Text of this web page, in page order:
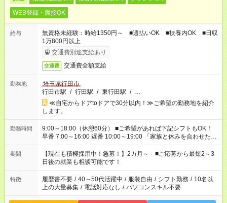
WEB登録・面接OK
給与
無資格未経験：時給1350円～ ■週払いOK ■扶養内OK ■日収
1万800円以上
交通費別途支給あり
交通費 交通費全額支給
勤務地
埼玉県行田市
行田市駅 / 行田駅 / 東行田駅 / …
≪自宅からドアtoドアで30分以内！≫ご希望の勤務地を紹介
します。
勤務時間
9:00～18:00（休憩60分） ■ご希望があれば下記シフトもOK！
早番 7:00～16:00 遅番 10:00～19:00 「家族と休みを合わせた
い」 「余裕を持って夕飯の準備がしたい」 「できれば残業はし
たくない」 など、ご希望を教えてくださいね。 ※Wワーク希望
の方へ 今ご覧のお仕事で希望する勤務時間と、もう1つのお仕事
の勤務時間。 合計で週40時間を超える場合は応募できません。
期間
【現在も積極採用中！急募！】2カ月～ ■ご応募から最短2～3
日後の就業も相談可能です！
特徴 履歴書不要 / 40～50代活躍中 / 服装自由 / シフト勤務 / 10名以
上の大量募集 / 電話対応なし / パソコンスキル不要